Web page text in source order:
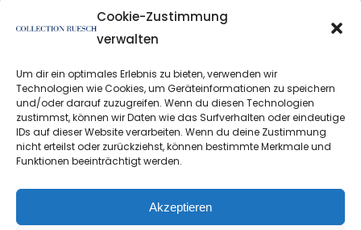
Cookie-Zustimmung
verwalten
Um dir ein optimales Erlebnis zu bieten, verwenden wir
Technologien wie Cookies, um Geräteinformationen zu speichern
und/oder darauf zuzugreifen. Wenn du diesen Technologien
zustimmst, können wir Daten wie das Surfverhalten oder eindeutige
IDs auf dieser Website verarbeiten. Wenn du deine Zustimmung
nicht erteilst oder zurückziehst, können bestimmte Merkmale und
Funktionen beeinträchtigt werden.
Akzeptieren
Variations: yes
Impressum